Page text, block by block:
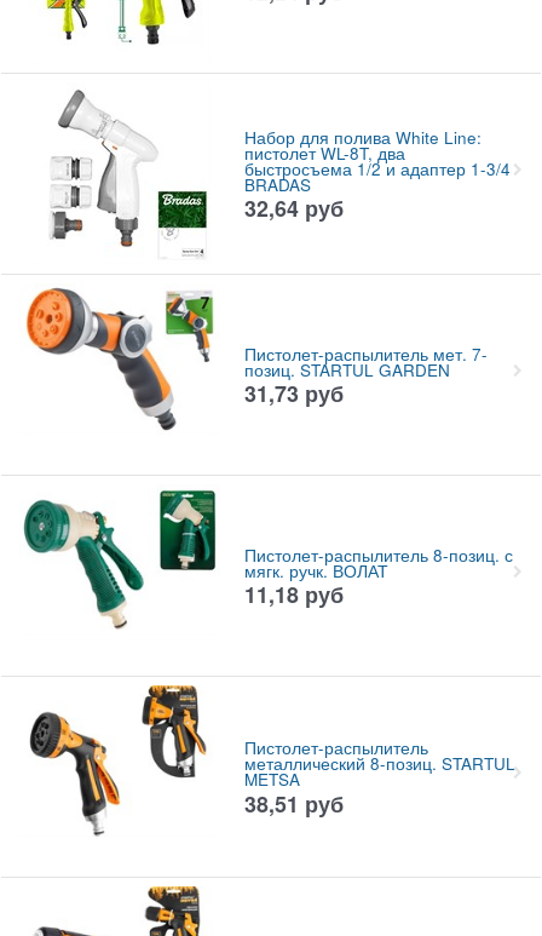
Набор для полива White Line:
пистолет WL-8T, два
быстросъема 1/2 и адаптер 1-3/4
BRADAS
32,64 руб
Пистолет-распылитель мет. 7-
позиц. STARTUL GARDEN
31,73 руб
Пистолет-распылитель 8-позиц. с
мягк. ручк. ВОЛАТ
11,18 руб
Пистолет-распылитель
металлический 8-позиц. STARTUL
METSA
38,51 руб